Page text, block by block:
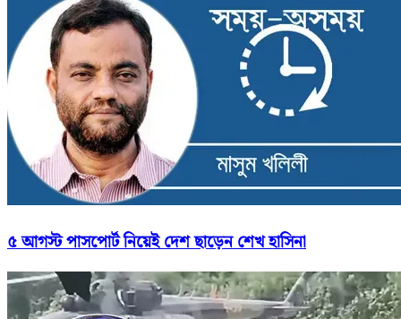
৫ আগস্ট পাসপোর্ট নিয়েই দেশ ছাড়েন শেখ হাসিনা